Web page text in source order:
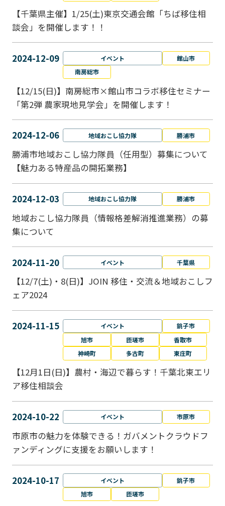
【千葉県主催】1/25(土)東京交通会館「ちば移住相
談会」を開催します！！
2024-12-09 イベント
館山市
南房総市
【12/15(日)】南房総市×館山市コラボ移住セミナー
「第2弾 農家現地見学会」を開催します！
2024-12-06 地域おこし協力隊 勝浦市
勝浦市地域おこし協力隊員（任用型）募集について
【魅力ある特産品の開拓業務】
2024-12-03 地域おこし協力隊 勝浦市
地域おこし協力隊員（情報格差解消推進業務）の募
集について
2024-11-20 イベント 千葉県
【12/7(土)・8(日)】JOIN 移住・交流＆地域おこしフ
ェア2024
2024-11-15 イベント
銚子市
旭市
匝瑳市
香取市
神崎町
多古町 東庄町
【12月1日(日)】農村・海辺で暮らす！千葉北東エリ
ア移住相談会
2024-10-22 イベント 市原市
市原市の魅力を体験できる！ガバメントクラウドフ
ァンディングに支援をお願いします！
2024-10-17 イベント
銚子市
旭市
匝瑳市